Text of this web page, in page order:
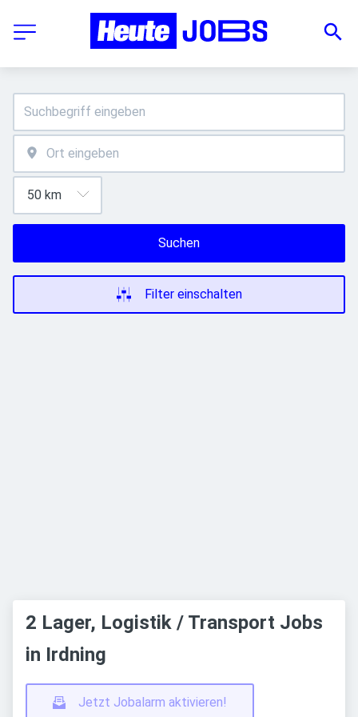
Suchen
Filter einschalten
2 Lager, Logistik / Transport Jobs
in Irdning
Jetzt Jobalarm aktivieren!